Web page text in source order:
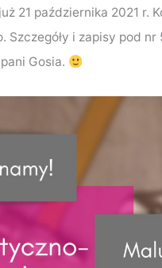
21 października 2021 r.
Szczegóły i zapisy pod nr
Gosia.